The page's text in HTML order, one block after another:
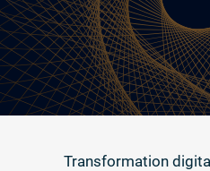
Transformation